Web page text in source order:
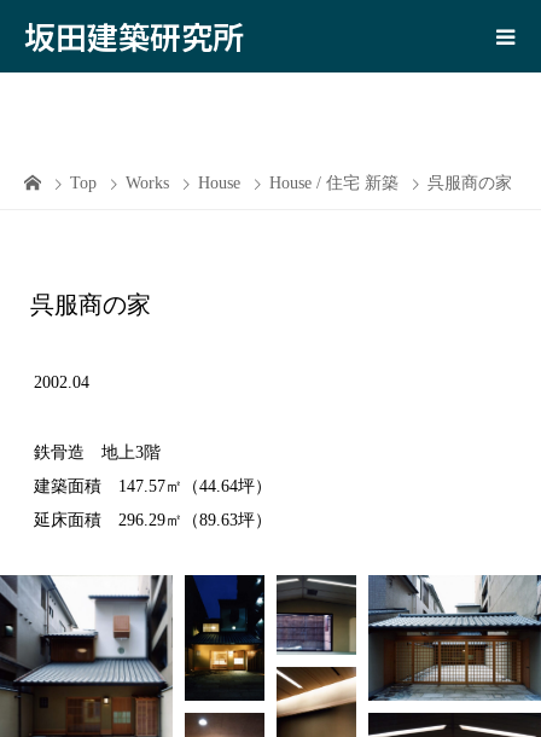
坂田建築研究所
Top Works House House / 住宅 新築 呉服商の家
呉服商の家
2002.04
鉄骨造 地上3階
建築面積 147.57㎡（44.64坪）
延床面積 296.29㎡（89.63坪）